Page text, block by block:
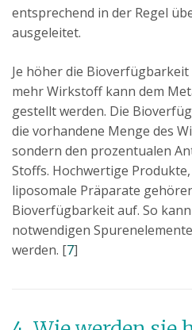
entsprechend in der Regel
ausgeleitet.
Je höher die
mehr Wirkstoff kann dem
gestellt werden. Die
die vorhandene Menge des
sondern den prozentualen
Stoffs. Hochwertige
liposomale Präparate
Bioverfügbarkeit auf. So
notwendigen
werden. [7]